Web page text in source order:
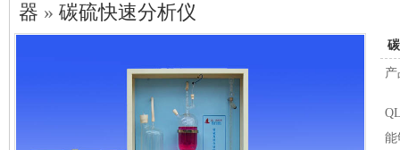
器 » 碳硫快速分析仪
能